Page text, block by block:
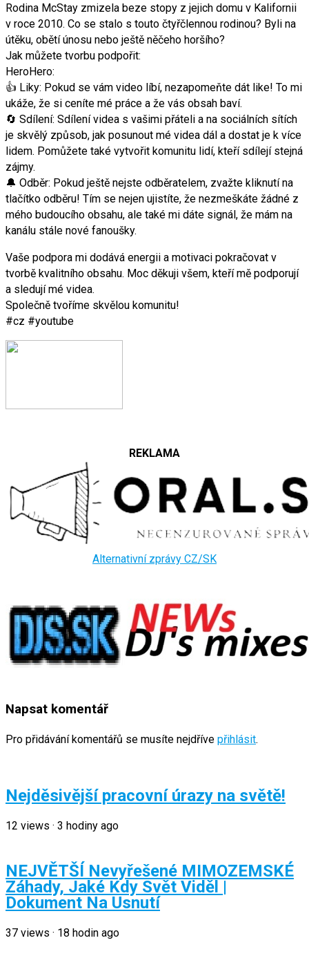
Rodina McStay zmizela beze stopy z jejich domu v Kalifornii
v roce 2010. Co se stalo s touto čtyřčlennou rodinou? Byli na
útěku, obětí únosu nebo ještě něčeho horšího?
Jak můžete tvorbu podpořit:
HeroHero:
👍 Liky: Pokud se vám video líbí, nezapomeňte dát like! To mi
ukáže, že si ceníte mé práce a že vás obsah baví.
🔄 Sdílení: Sdílení videa s vašimi přáteli a na sociálních sítích
je skvělý způsob, jak posunout mé videa dál a dostat je k více
lidem. Pomůžete také vytvořit komunitu lidí, kteří sdílejí stejná
zájmy.
🔔 Odběr: Pokud ještě nejste odběratelem, zvažte kliknutí na
tlačítko odběru! Tím se nejen ujistíte, že nezmeškáte žádné z
mého budoucího obsahu, ale také mi dáte signál, že mám na
kanálu stále nové fanoušky.
Vaše podpora mi dodává energii a motivaci pokračovat v
tvorbě kvalitního obsahu. Moc děkuji všem, kteří mě podporují
a sledují mé videa.
Společně tvoříme skvělou komunitu!
#cz #youtube
REKLAMA
Alternativní zprávy CZ/SK
Napsat komentář
Pro přidávání komentářů se musíte nejdříve přihlásit.
Nejděsivější pracovní úrazy na světě!
12 views · 3 hodiny ago
NEJVĚTŠÍ Nevyřešené MIMOZEMSKÉ
Záhady, Jaké Kdy Svět Viděl |
Dokument Na Usnutí
37 views · 18 hodin ago